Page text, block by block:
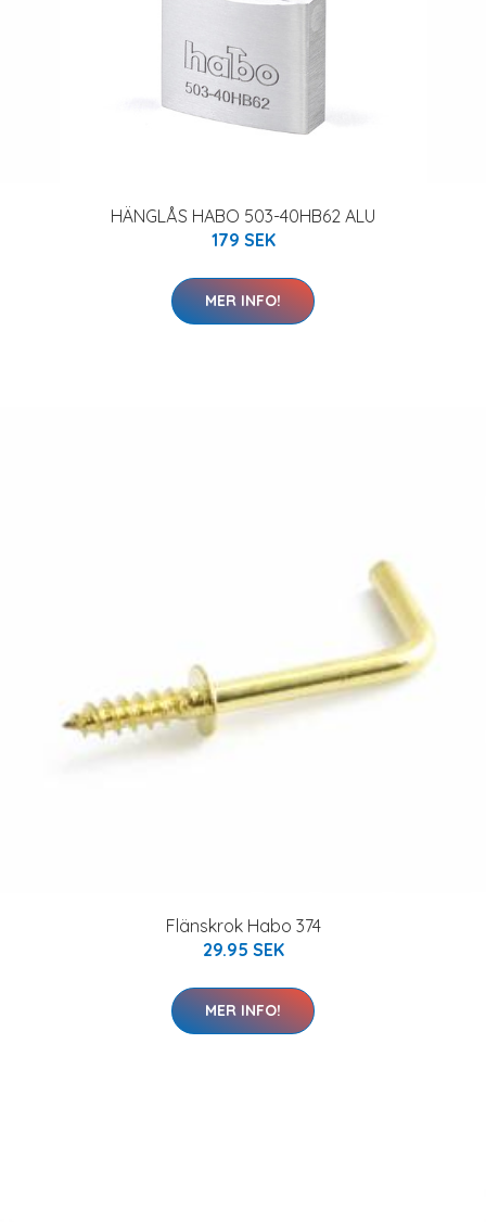
HÄNGLÅS HABO 503-40HB62 ALU
179 SEK
MER INFO!
Flänskrok Habo 374
29.95 SEK
MER INFO!